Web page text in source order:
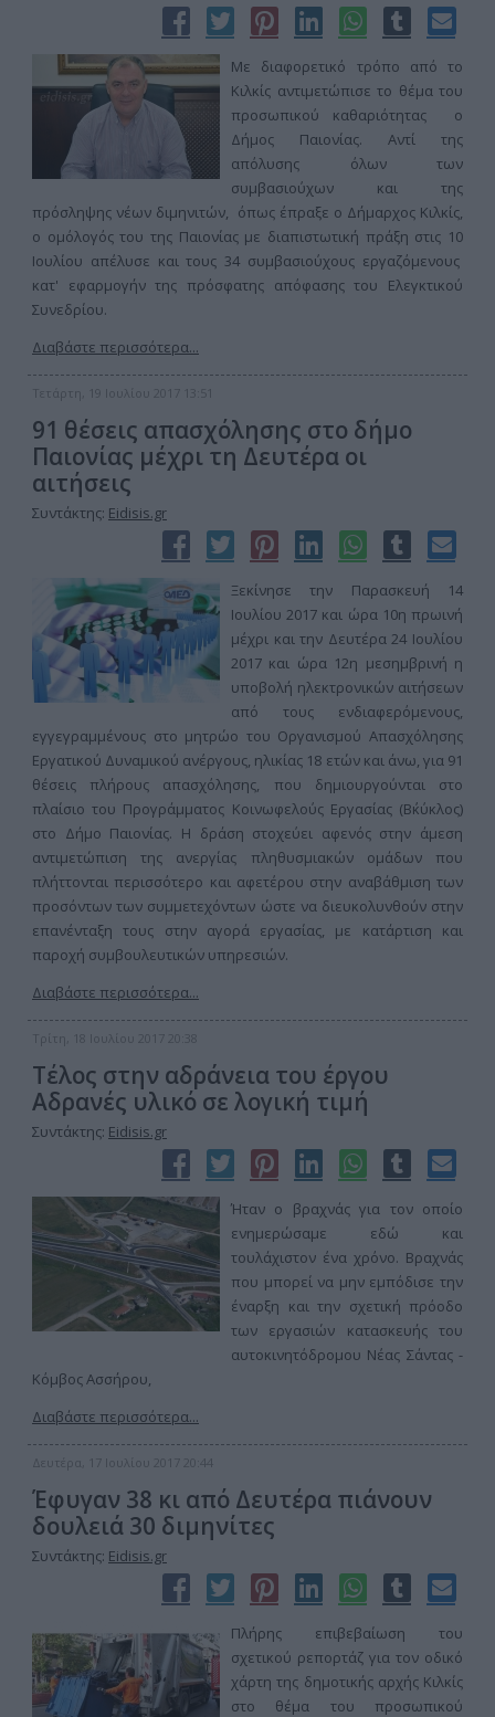
Με διαφορετικό τρόπο από το
Κιλκίς αντιμετώπισε το θέμα του
προσωπικού καθαριότητας ο
Δήμος Παιονίας. Αντί της
απόλυσης όλων των
συμβασιούχων και της
πρόσληψης νέων διμηνιτών, όπως έπραξε ο Δήμαρχος Κιλκίς,
ο ομόλογός του της Παιονίας με διαπιστωτική πράξη στις 10
Ιουλίου απέλυσε και τους 34 συμβασιούχους εργαζόμενους
κατ' εφαρμογήν της πρόσφατης απόφασης του Ελεγκτικού
Συνεδρίου.
Διαβάστε περισσότερα...
Τετάρτη, 19 Ιουλίου 2017 13:51
91 θέσεις απασχόλησης στο δήμο
Παιονίας μέχρι τη Δευτέρα οι
αιτήσεις
Συντάκτης: Eidisis.gr
Ξεκίνησε την Παρασκευή 14
Ιουλίου 2017 και ώρα 10η πρωινή
μέχρι και την Δευτέρα 24 Ιουλίου
2017 και ώρα 12η μεσημβρινή η
υποβολή ηλεκτρονικών αιτήσεων
από τους ενδιαφερόμενους,
εγγεγραμμένους στο μητρώο του Οργανισμού Απασχόλησης
Εργατικού Δυναμικού ανέργους, ηλικίας 18 ετών και άνω, για 91
θέσεις πλήρους απασχόλησης, που δημιουργούνται στο
πλαίσιο του Προγράμματος Κοινωφελούς Εργασίας (Β΄κύκλος)
στο Δήμο Παιονίας. Η δράση στοχεύει αφενός στην άμεση
αντιμετώπιση της ανεργίας πληθυσμιακών ομάδων που
πλήττονται περισσότερο και αφετέρου στην αναβάθμιση των
προσόντων των συμμετεχόντων ώστε να διευκολυνθούν στην
επανένταξη τους στην αγορά εργασίας, με κατάρτιση και
παροχή συμβουλευτικών υπηρεσιών.
Διαβάστε περισσότερα...
Τρίτη, 18 Ιουλίου 2017 20:38
Τέλος στην αδράνεια του έργου
Αδρανές υλικό σε λογική τιμή
Συντάκτης: Eidisis.gr
Ήταν ο βραχνάς για τον οποίο
ενημερώσαμε εδώ και
τουλάχιστον ένα χρόνο. Βραχνάς
που μπορεί να μην εμπόδισε την
έναρξη και την σχετική πρόοδο
των εργασιών κατασκευής του
αυτοκινητόδρομου Νέας Σάντας -
Κόμβος Ασσήρου,
Διαβάστε περισσότερα...
Δευτέρα, 17 Ιουλίου 2017 20:44
Έφυγαν 38 κι από Δευτέρα πιάνουν
δουλειά 30 διμηνίτες
Συντάκτης: Eidisis.gr
Πλήρης επιβεβαίωση του
σχετικού ρεπορτάζ για τον οδικό
χάρτη της δημοτικής αρχής Κιλκίς
στο θέμα του προσωπικού